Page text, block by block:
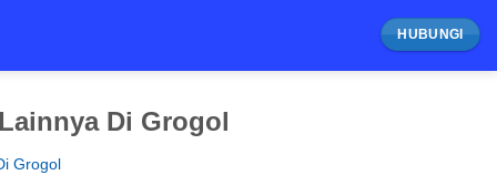
HUBUNGI
Di Grogol
Grogol